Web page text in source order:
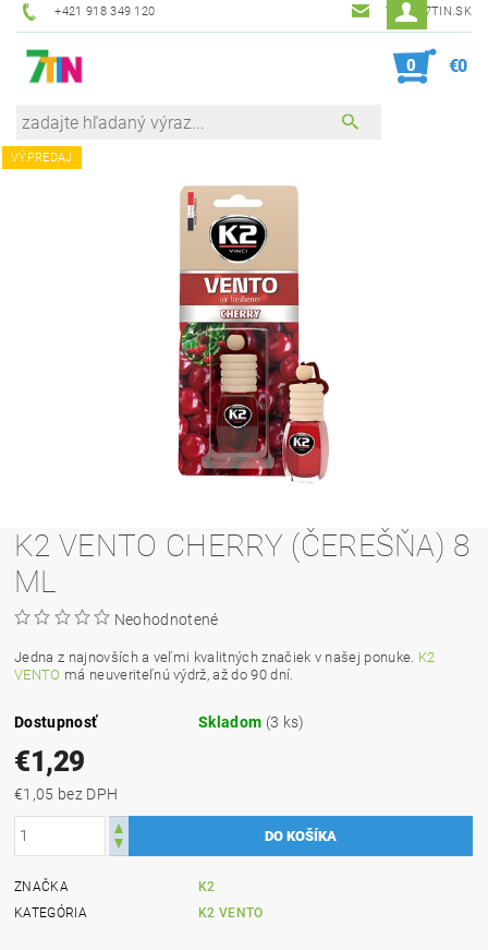
+421 918 349 120 7TIN@7TIN.SK
0 €0
VÝPREDAJ
K2 VENTO CHERRY (ČEREŠŇA) 8
ML
Neohodnotené
Jedna z najnovších a veľmi kvalitných značiek v našej ponuke. K2
VENTO má neuveriteľnú výdrž, až do 90 dní.
Dostupnosť Skladom (3 ks)
€1,29
€1,05 bez DPH
ZNAČKA
K2
KATEGÓRIA
K2 VENTO